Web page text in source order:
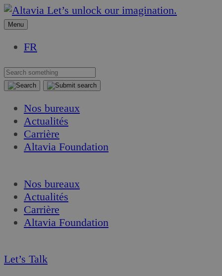
Aller
au
Aller
au
Let’s unlock our imagination.
Menu
FR
Nos bureaux
Actualités
Carrière
Altavia Foundation
Nos bureaux
Actualités
Carrière
Altavia Foundation
Let’s Talk